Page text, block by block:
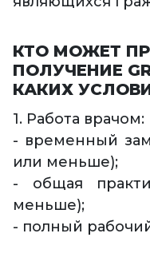
КТО МОЖЕТ
ПОЛУЧЕНИЕ
КАКИХ
1. Работа врачом:
- временный
или меньше);
- общая
меньше);
- полный